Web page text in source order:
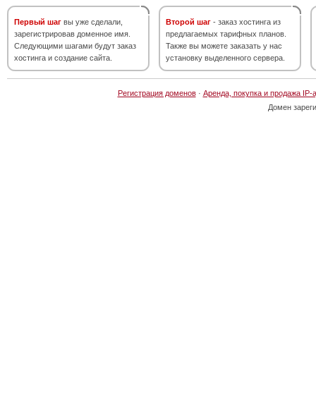
Первый шаг вы уже сделали,
зарегистрировав доменное имя.
Следующими шагами будут заказ
хостинга и создание сайта.
Второй шаг - заказ хостинга из
предлагаемых тарифных планов.
Также вы можете заказать у нас
установку выделенного сервера.
Регистрация доменов· Аренда, покупка и продажа IP-
Домен